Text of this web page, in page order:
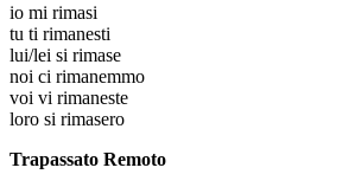
io mi rimasi
tu ti rimanesti
lui/lei si rimase
noi ci rimanemmo
voi vi rimaneste
loro si rimasero
Trapassato Remoto